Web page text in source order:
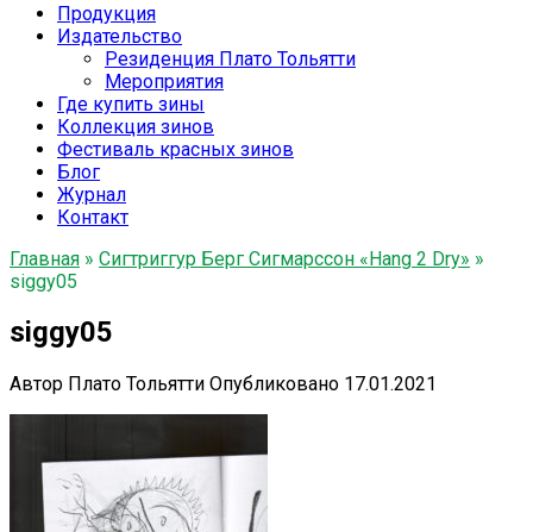
Продукция
Издательство
Резиденция Плато Тольятти
Мероприятия
Где купить зины
Коллекция зинов
Фестиваль красных зинов
Блог
Журнал
Контакт
Главная » Сигтриггур Берг Сигмарссон «Hang 2 Dry» »
siggy05
siggy05
Автор Плато Тольятти Опубликовано 17.01.2021